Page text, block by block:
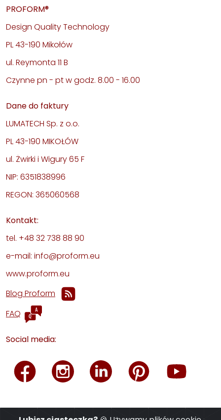
PROFORM®
Design Quality Technology
PL 43-190 Mikołów
ul. Reymonta 11 B
Czynne pn - pt w godz. 8.00 - 16.00
Dane do faktury
LUMATECH Sp. z o.o.
PL 43-190 MIKOŁÓW
ul. Żwirki i Wigury 65 F
NIP: 6351838996
REGON: 365060568
Kontakt:
tel. +48 32 738 88 90
e-mail: info@proform.eu
www.proform.eu
Blog Proform
FAQ
Social media: